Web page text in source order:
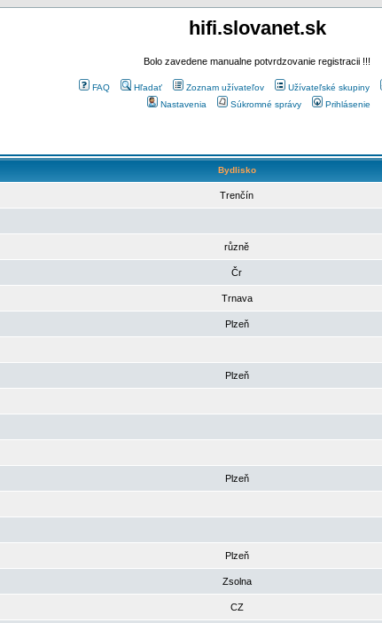
hifi.slovanet.sk
Bolo zavedene manualne potvrdzovanie registracii !!!
FAQ Hľadať Zoznam užívateľov Užívateľské skupiny
Nastavenia
Súkromné správy Prihlásenie
Bydlisko
Trenčín
různě
Čr
Trnava
Plzeň
Plzeň
Plzeň
Plzeň
Zsolna
CZ